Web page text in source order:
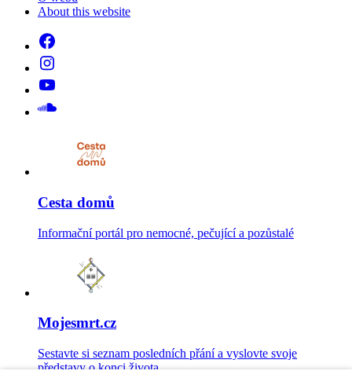
About this website
Cesta domů
Informační portál pro nemocné, pečující a pozůstalé
Mojesmrt.cz
Sestavte si seznam posledních přání a vyslovte svoje
představy o konci života